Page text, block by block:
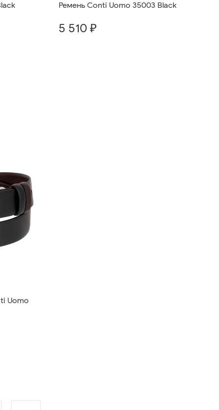
Ремень Conti Uomo 35003 Black
5 510 ₽
Uomo